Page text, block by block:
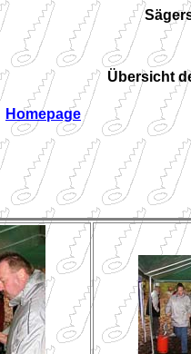
Übersicht
Homepage